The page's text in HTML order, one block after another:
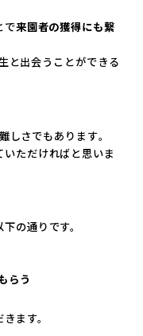
で来園者の獲得にも繋
と出会うことができる
しさでもあります。
ただければと思いま
の通りです。
らう
ます。